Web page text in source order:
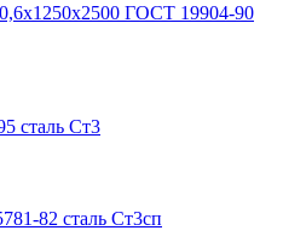
ГОСТ 19904-90
сталь Ст3
82 сталь Ст3сп